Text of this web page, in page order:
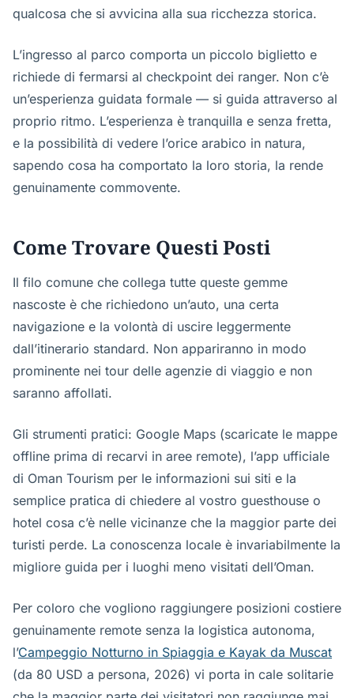
qualcosa che si avvicina alla sua ricchezza storica.
L’ingresso al parco comporta un piccolo biglietto e
richiede di fermarsi al checkpoint dei ranger. Non c’è
un’esperienza guidata formale — si guida attraverso al
proprio ritmo. L’esperienza è tranquilla e senza fretta,
e la possibilità di vedere l’orice arabico in natura,
sapendo cosa ha comportato la loro storia, la rende
genuinamente commovente.
Come Trovare Questi Posti
Il filo comune che collega tutte queste gemme
nascoste è che richiedono un’auto, una certa
navigazione e la volontà di uscire leggermente
dall’itinerario standard. Non appariranno in modo
prominente nei tour delle agenzie di viaggio e non
saranno affollati.
Gli strumenti pratici: Google Maps (scaricate le mappe
offline prima di recarvi in aree remote), l’app ufficiale
di Oman Tourism per le informazioni sui siti e la
semplice pratica di chiedere al vostro guesthouse o
hotel cosa c’è nelle vicinanze che la maggior parte dei
turisti perde. La conoscenza locale è invariabilmente la
migliore guida per i luoghi meno visitati dell’Oman.
Per coloro che vogliono raggiungere posizioni costiere
genuinamente remote senza la logistica autonoma,
l’Campeggio Notturno in Spiaggia e Kayak da Muscat
(da 80 USD a persona, 2026) vi porta in cale solitarie